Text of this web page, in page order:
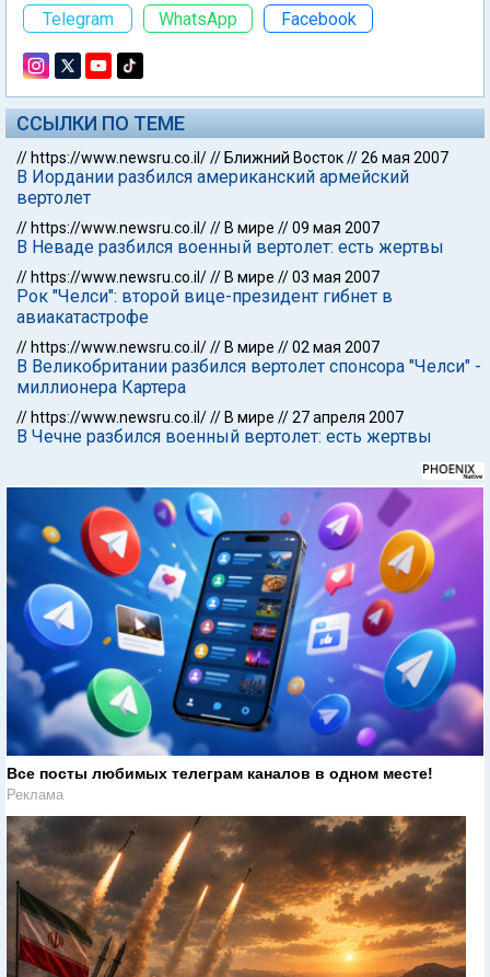
Telegram
WhatsApp Facebook
ССЫЛКИ ПО ТЕМЕ
// https://www.newsru.co.il/// Ближний Восток//26 мая 2007
В Иордании разбился американский армейский
вертолет
// https://www.newsru.co.il/// В мире //09 мая 2007
В Неваде разбился военный вертолет: есть жертвы
// https://www.newsru.co.il/// В мире //03 мая 2007
Рок "Челси": второй вице-президент гибнет в
авиакатастрофе
// https://www.newsru.co.il/// В мире //02 мая 2007
В Великобритании разбился вертолет спонсора "Челси" -
миллионера Картера
// https://www.newsru.co.il/// В мире //27 апреля 2007
В Чечне разбился военный вертолет: есть жертвы
Все посты любимых телеграм каналов в одном месте!
Реклама